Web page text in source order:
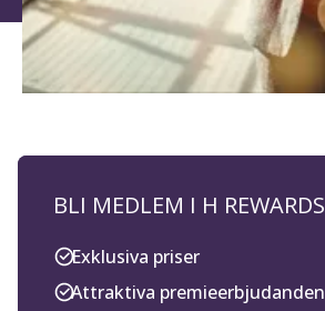
BLI MEDLEM I H REWARDS
Exklusiva priser
Attraktiva premieerbjudanden